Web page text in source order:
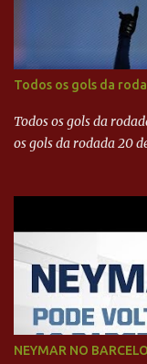
Todos os gols da
Todos os gols da
os gols da rodada 20
NEYMAR NO